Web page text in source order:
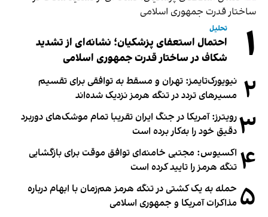
۱ تحلیل
احتمال استعفای پزشکیان؛ نشانه‌ای از تشدید
شکاف در ساختار قدرت جمهوری اسلامی
۲ نیویورک‌تایمز: تهران و مسقط به توافقی برای تقسیم
مسیرهای تردد در تنگه هرمز نزدیک شده‌اند
۳رویترز: آمریکا در جنگ ایران تقریبا تمام موشک‌های دوربرد
دقیق خود را به‌کار برده است
۴ اکسیوس: مجتبی خامنه‌ای توافق موقت برای بازگشایی
تنگه هرمز را تایید کرده است
۵ حمله به یک کشتی در تنگه هرمز هم‌زمان با ابهام درباره
مذاکرات آمریکا و جمهوری اسلامی